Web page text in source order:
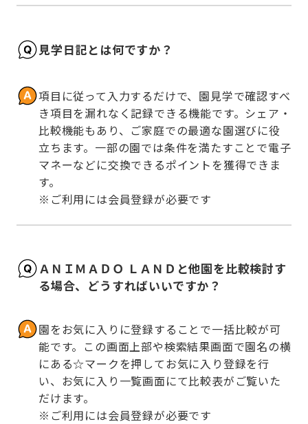
見学日記とは何ですか？
項目に従って入力するだけで、園見学で確認すべ
き項目を漏れなく記録できる機能です。シェア・
比較機能もあり、ご家庭での最適な園選びに役
立ちます。一部の園では条件を満たすことで電子
マネーなどに交換できるポイントを獲得できま
す。
※ご利用には会員登録が必要です
ＡＮＩＭＡＤＯ ＬＡＮＤと他園を比較検討す
る場合、どうすればいいですか？
園をお気に入りに登録することで一括比較が可
能です。この画面上部や検索結果画面で園名の横
にある☆マークを押してお気に入り登録を行
い、お気に入り一覧画面にて比較表がご覧いた
だけます。
※ご利用には会員登録が必要です